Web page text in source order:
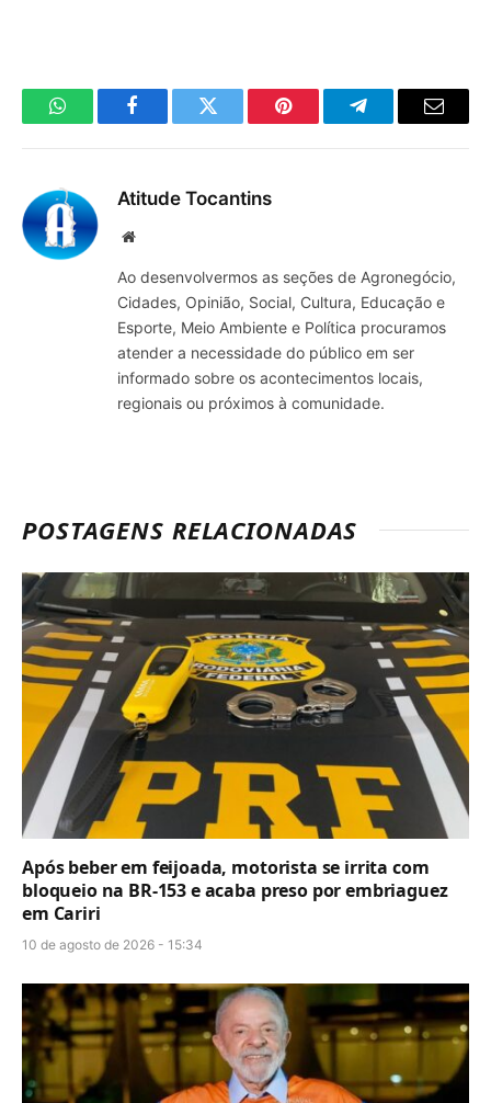
WhatsAppFacebookTwitter Pinterest TelegramaE-
Atitude Tocantins
Site
Ao desenvolvermos as seções de Agronegócio,
Cidades, Opinião, Social, Cultura, Educação e
Esporte, Meio Ambiente e Política procuramos
atender a necessidade do público em ser
informado sobre os acontecimentos locais,
regionais ou próximos à comunidade.
POSTAGENS RELACIONADAS
Após beber em feijoada, motorista se irrita com
bloqueio na BR-153 e acaba preso por embriaguez
em Cariri
10 de agosto de 2026 - 15:34